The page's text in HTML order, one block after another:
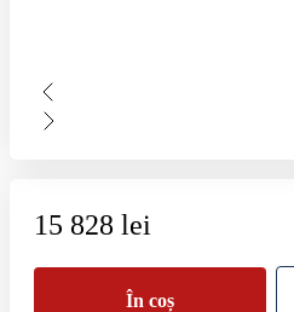
15 828 lei
În coș